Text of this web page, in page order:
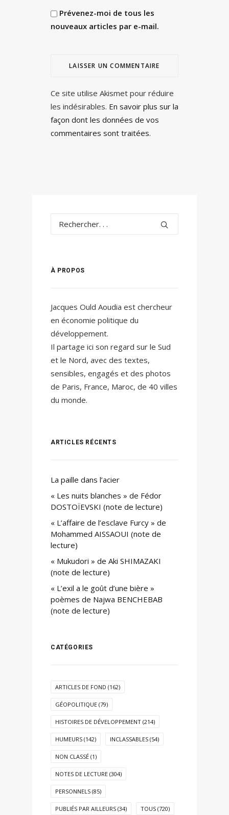
Prévenez-moi de tous les
nouveaux articles par e-mail.
Ce site utilise Akismet pour réduire
les indésirables. En savoir plus sur la
façon dont les données de vos
commentaires sont traitées.
À PROPOS
Jacques Ould Aoudia est chercheur
en économie politique du
développement.
Il partage ici son regard sur le Sud
et le Nord, avec des textes,
sensibles, engagés et des photos
de Paris, France, Maroc, de 40 villes
du monde.
ARTICLES RÉCENTS
La paille dans l’acier
« Les nuits blanches » de Fédor
DOSTOÏEVSKI (note de lecture)
« L’affaire de l’esclave Furcy » de
Mohammed AISSAOUI (note de
lecture)
« Mukudori » de Aki SHIMAZAKI
(note de lecture)
« L’exil a le goût d’une bière »
poèmes de Najwa BENCHEBAB
(note de lecture)
CATÉGORIES
ARTICLES DE FOND (162)
GÉOPOLITIQUE (79)
HISTOIRES DE DÉVELOPPEMENT (214)
HUMEURS (142) INCLASSABLES (54)
NON CLASSÉ (1)
NOTES DE LECTURE (304)
PERSONNELS (85)
PUBLIÉS PAR AILLEURS (34) TOUS (720)